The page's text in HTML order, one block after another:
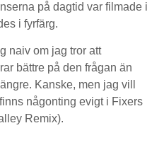
på dagtid var filmade i
i fyrfärg.
naiv om jag tror att
bättre på den frågan än
Kanske, men jag vill
någonting evigt i Fixers
Remix).